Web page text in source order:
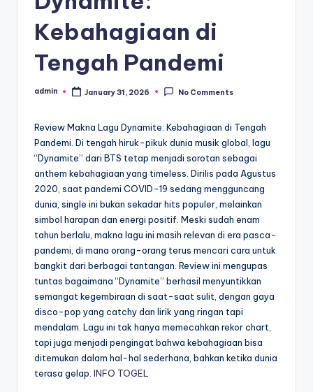
Kebahagiaan di
Tengah Pandemi
Posted
admin January 31, 2026 No Comments
Review Makna Lagu Dynamite: Kebahagiaan di Tengah
Pandemi. Di tengah hiruk-pikuk dunia musik global, lagu
“Dynamite” dari BTS tetap menjadi sorotan sebagai
anthem kebahagiaan yang timeless. Dirilis pada Agustus
2020, saat pandemi COVID-19 sedang mengguncang
dunia, single ini bukan sekadar hits populer, melainkan
simbol harapan dan energi positif. Meski sudah enam
tahun berlalu, makna lagu ini masih relevan di era pasca-
pandemi, di mana orang-orang terus mencari cara untuk
bangkit dari berbagai tantangan. Review ini mengupas
tuntas bagaimana “Dynamite” berhasil menyuntikkan
semangat kegembiraan di saat-saat sulit, dengan gaya
disco-pop yang catchy dan lirik yang ringan tapi
mendalam. Lagu ini tak hanya memecahkan rekor chart,
tapi juga menjadi pengingat bahwa kebahagiaan bisa
ditemukan dalam hal-hal sederhana, bahkan ketika dunia
terasa gelap. INFO TOGEL